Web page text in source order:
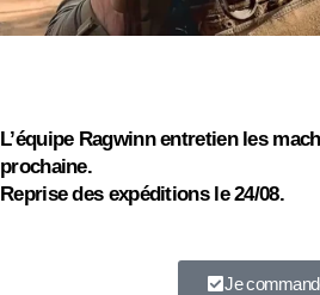
L’équipe Ragwinn entretien les
prochaine.
Reprise des expéditions le 24/08.
Je